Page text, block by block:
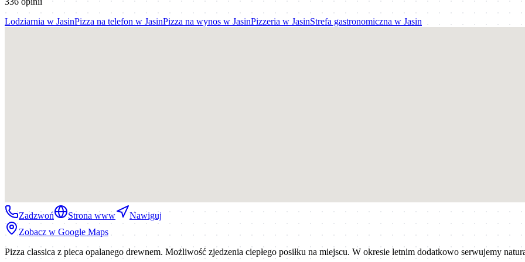
Lodziarnia w JasinPizza na telefon w JasinPizza na wynos w JasinPizzeria w JasinStrefa gastronomiczna w Jasin
Zadzwoń Strona www
Nawiguj
Zobacz w Google Maps
Pizza classica z pieca opalanego drewnem. Możliwość zjedzenia ciepłego posiłku na miejscu. W okresie letnim dodatkowo serwujemy